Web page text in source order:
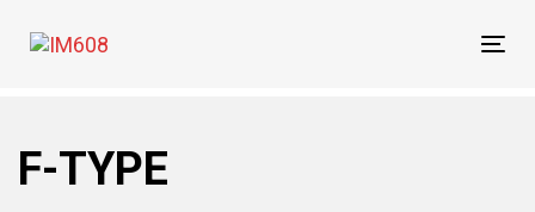
links
to
to
F-TYPE